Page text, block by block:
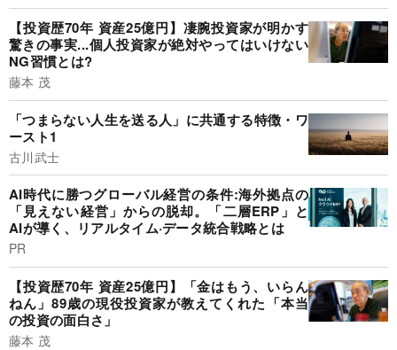
【投資歴70年 資産25億円】凄腕投資家が明かす
驚きの事実...個人投資家が絶対やってはいけない
NG習慣とは?
藤本 茂
「つまらない人生を送る人」に共通する特徴・ワ
ースト1
古川武士
AI時代に勝つグローバル経営の条件:海外拠点の
「見えない経営」からの脱却。「二層ERP」と
AIが導く、リアルタイム·データ統合戦略とは
PR
【投資歴70年 資産25億円】「金はもう、いらん
ねん」89歳の現役投資家が教えてくれた「本当
の投資の面白さ」
藤本 茂